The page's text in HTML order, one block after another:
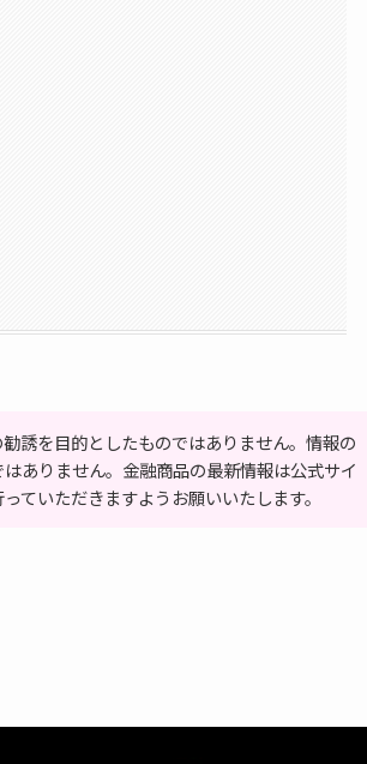
誘を目的としたものではありません。情報の
ありません。金融商品の最新情報は公式サイ
ていただきますようお願いいたします。